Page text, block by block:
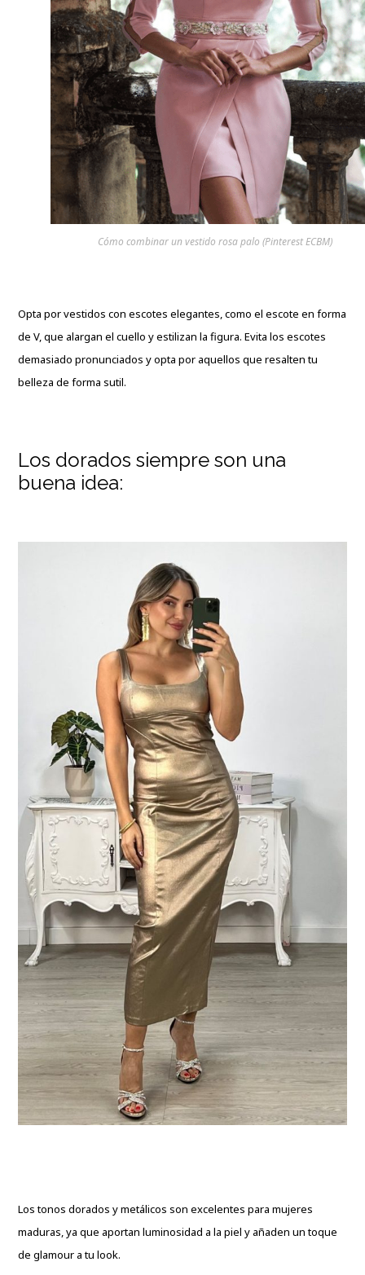
Cómo combinar un vestido rosa palo (Pinterest ECBM)
Opta por vestidos con escotes elegantes, como el escote en forma
de V, que alargan el cuello y estilizan la figura. Evita los escotes
demasiado pronunciados y opta por aquellos que resalten tu
belleza de forma sutil.
Los dorados siempre son una
buena idea:
Los tonos dorados y metálicos son excelentes para mujeres
maduras, ya que aportan luminosidad a la piel y añaden un toque
de glamour a tu look.